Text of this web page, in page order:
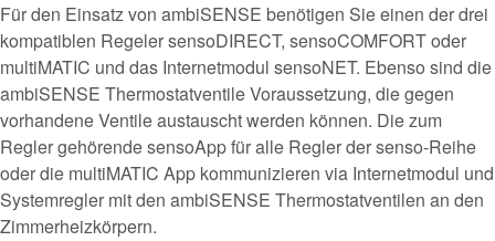
Für den Einsatz von ambiSENSE benötigen Sie einen der drei
kompatiblen Regeler sensoDIRECT, sensoCOMFORT oder
multiMATIC und das Internetmodul sensoNET. Ebenso sind die
ambiSENSE Thermostatventile Voraussetzung, die gegen
vorhandene Ventile austauscht werden können. Die zum
Regler gehörende sensoApp für alle Regler der senso-Reihe
oder die multiMATIC App kommunizieren via Internetmodul und
Systemregler mit den ambiSENSE Thermostatventilen an den
Zimmerheizkörpern.